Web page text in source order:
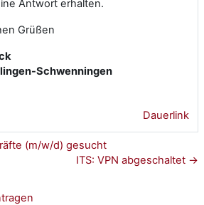
Antwort erhalten.
Grüßen
Schwenningen
Dauerlink
(m/w/d) gesucht
ITS: VPN abgeschaltet →